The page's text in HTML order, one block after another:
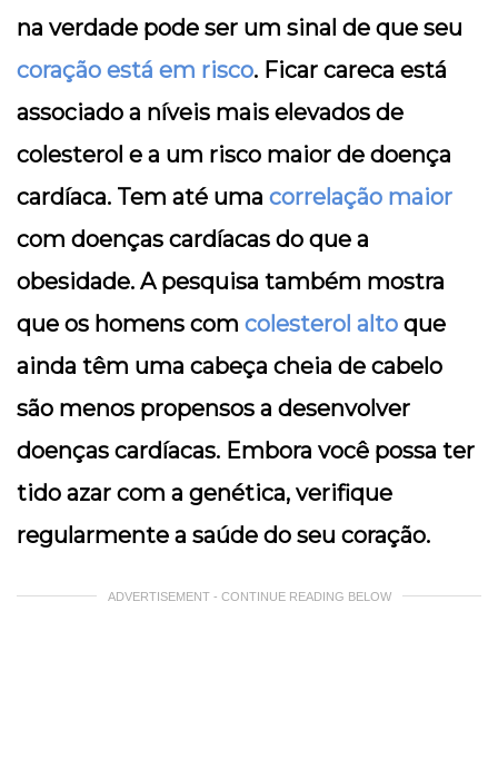
na verdade pode ser um sinal de que seu
coração está em risco. Ficar careca está
associado a níveis mais elevados de
colesterol e a um risco maior de doença
cardíaca. Tem até uma correlação maior
com doenças cardíacas do que a
obesidade. A pesquisa também mostra
que os homens com colesterol alto que
ainda têm uma cabeça cheia de cabelo
são menos propensos a desenvolver
doenças cardíacas. Embora você possa ter
tido azar com a genética, verifique
regularmente a saúde do seu coração.
ADVERTISEMENT - CONTINUE READING BELOW